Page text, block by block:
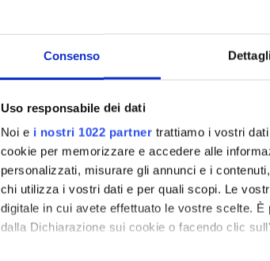
Consenso Dettagli
Uso responsabile dei dati
Noi e i nostri 1022 partner trattiamo i vostri
cookie per memorizzare e accedere alle
personalizzati, misurare gli annunci e i
chi utilizza i vostri dati e per quali scopi. Le
digitale in cui avete effettuato le vostre scelte.
dalla Dichiarazione sui cookie o facendo clic
« prima ‹